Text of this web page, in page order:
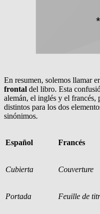
En resumen, solemos llamar
frontal del libro. Esta
alemán, el inglés y el francés,
distintos para los dos
sinónimos.
Español Francés
Cubierta Couverture
Portada Feuille de